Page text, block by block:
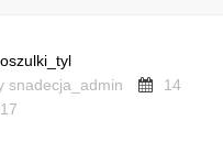
snadecja_admin
14